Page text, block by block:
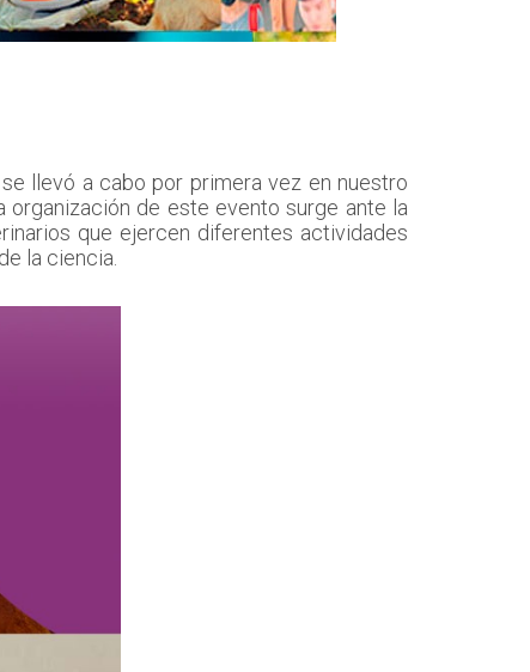
llevó a cabo por primera vez en nuestro
organización de este evento surge ante la
que ejercen diferentes actividades
la ciencia.